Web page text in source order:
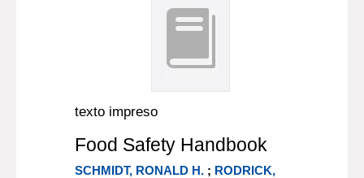
texto impreso
Food Safety Handbook
SCHMIDT, RONALD H. ; RODRICK,